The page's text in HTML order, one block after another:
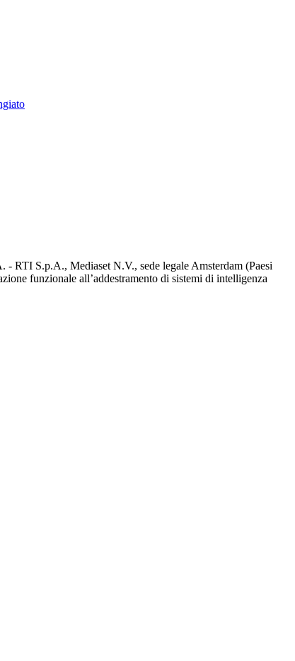
RTI S.p.A., Mediaset N.V., sede legale Amsterdam (Paesi
funzionale all’addestramento di sistemi di intelligenza